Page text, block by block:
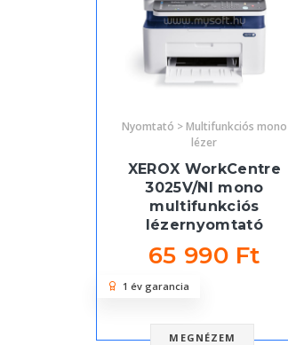
Nyomtató > Multifunkciós mono
lézer
XEROX WorkCentre
3025V/NI mono
multifunkciós
lézernyomtató
65 990 Ft
MEGNÉZEM
1 év garancia